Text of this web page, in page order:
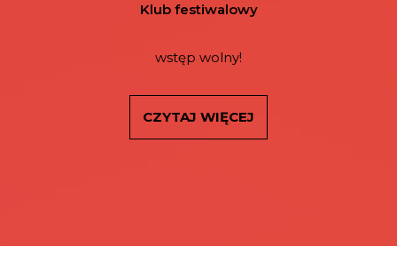
Klub festiwalowy
wstęp wolny!
CZYTAJ WIĘCEJ